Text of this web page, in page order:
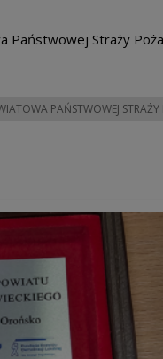
Państwowej Straży
PAŃSTWOWEJ STRAŻY